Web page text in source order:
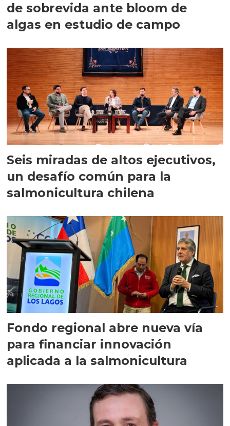
de sobrevida ante bloom de
algas en estudio de campo
Seis miradas de altos ejecutivos,
un desafío común para la
salmonicultura chilena
Fondo regional abre nueva vía
para financiar innovación
aplicada a la salmonicultura